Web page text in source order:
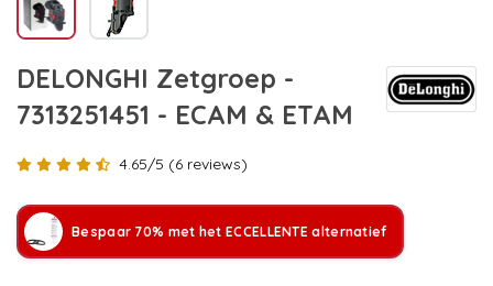
DELONGHI Zetgroep -
7313251451 - ECAM & ETAM
4.65/5 (6 reviews)
Bespaar 70% met het ECCELLENTE alternatief